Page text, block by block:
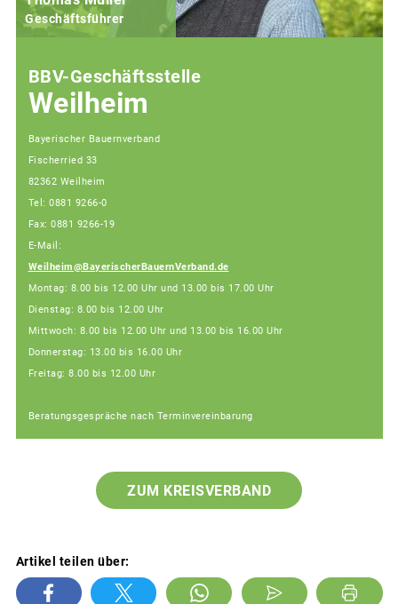
Geschäftsführer
BBV-Geschäftsstelle
Weilheim
Bayerischer Bauernverband
Fischerried 33
82362 Weilheim
Tel: 0881 9266-0
Fax: 0881 9266-19
E-Mail:
Weilheim@BayerischerBauernVerband.de
Montag: 8.00 bis 12.00 Uhr und 13.00 bis 17.00 Uhr
Dienstag: 8.00 bis 12.00 Uhr
Mittwoch: 8.00 bis 12.00 Uhr und 13.00 bis 16.00 Uhr
Donnerstag: 13.00 bis 16.00 Uhr
Freitag: 8.00 bis 12.00 Uhr
Beratungsgespräche nach Terminvereinbarung
ZUM KREISVERBAND
Artikel teilen über: